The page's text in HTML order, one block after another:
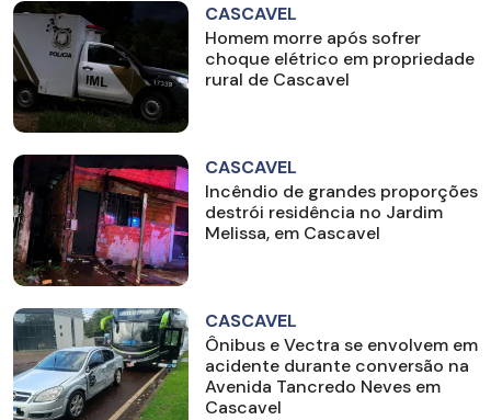
CASCAVEL
Homem morre após sofrer
choque elétrico em propriedade
rural de Cascavel
CASCAVEL
Incêndio de grandes proporções
destrói residência no Jardim
Melissa, em Cascavel
CASCAVEL
Ônibus e Vectra se envolvem em
acidente durante conversão na
Avenida Tancredo Neves em
Cascavel